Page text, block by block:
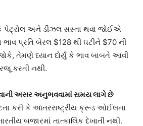
પેટ્રોલ અને ડીઝલ સસ્તા થવા જોઈએ
પ્રતિ બેરલ $128 થી ઘટીને $70 ની
તેમણે ધ્યાન દોર્યું કે ભાવ બાબતે આવી
કરતી નથી.
અસર અનુભવવામાં સમય લાગે છે
કરી કે આંતરરાષ્ટ્રીય ક્રૂડ ઓઈલના
બજારમાં તાત્કાલિક દેખાતી નથી.